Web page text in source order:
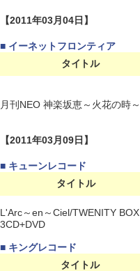
【2011年03月04日】
■ イーネットフロンティア
タイトル
月刊NEO 神楽坂恵～火花の時～
【2011年03月09日】
■ キューンレコード
タイトル
L'Arc～en～Ciel/TWENITY BOX
3CD+DVD
■ キングレコード
タイトル